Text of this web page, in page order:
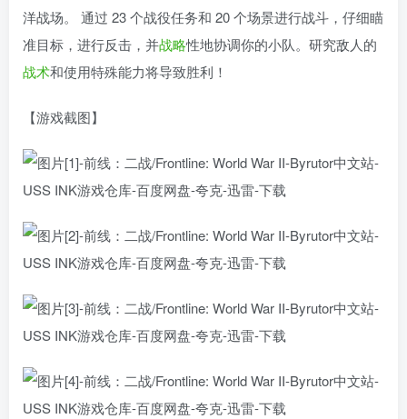
洋战场。 通过 23 个战役任务和 20 个场景进行战斗，仔细瞄
准目标，进行反击，并战略性地协调你的小队。研究敌人的
战术和使用特殊能力将导致胜利！
【游戏截图】